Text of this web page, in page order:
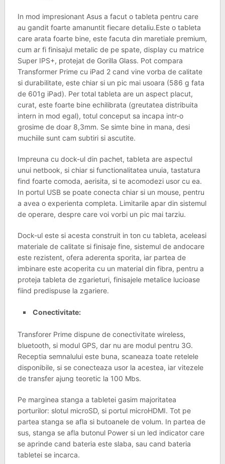
In mod impresionant Asus a facut o tableta pentru care
au gandit foarte amanuntit fiecare detaliu.Este o tableta
care arata foarte bine, este facuta din maretiale premium,
cum ar fi finisajul metalic de pe spate, display cu matrice
Super IPS+, protejat de Gorilla Glass. Pot compara
Transformer Prime cu iPad 2 cand vine vorba de calitate
si durabilitate, este chiar si un pic mai usoara (586 g fata
de 601g iPad). Per total tableta are un aspect placut,
curat, este foarte bine echilibrata (greutatea distribuita
intern in mod egal), totul conceput sa incapa intr-o
grosime de doar 8,3mm. Se simte bine in mana, desi
muchiile sunt cam subtiri si ascutite.
Impreuna cu dock-ul din pachet, tableta are aspectul
unui netbook, si chiar si functionalitatea unuia, tastatura
find foarte comoda, aerisita, si te acomodezi usor cu ea.
In portul USB se poate conecta chiar si un mouse, pentru
a avea o experienta completa. Limitarile apar din sistemul
de operare, despre care voi vorbi un pic mai tarziu.
Dock-ul este si acesta construit in ton cu tableta, aceleasi
materiale de calitate si finisaje fine, sistemul de andocare
este rezistent, ofera aderenta sporita, iar partea de
imbinare este acoperita cu un material din fibra, pentru a
proteja tableta de zgarieturi, finisajele metalice lucioase
fiind predispuse la zgariere.
Conectivitate:
Transforer Prime dispune de conectivitate wireless,
bluetooth, si modul GPS, dar nu are modul pentru 3G.
Receptia semnalului este buna, scaneaza toate retelele
disponibile, si se conecteaza usor la acestea, iar vitezele
de transfer ajung teoretic la 100 Mbs.
Pe marginea stanga a tabletei gasim majoritatea
porturilor: slotul microSD, si portul microHDMI. Tot pe
partea stanga se afla si butoanele de volum. In partea de
sus, stanga se afla butonul Power si un led indicator care
se aprinde cand bateria este slaba, sau cand bateria
tabletei se incarca.